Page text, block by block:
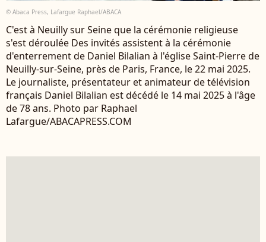
© Abaca Press, Lafargue Raphael/ABACA
C'est à Neuilly sur Seine que la cérémonie religieuse
s'est déroulée Des invités assistent à la cérémonie
d'enterrement de Daniel Bilalian à l'église Saint-Pierre de
Neuilly-sur-Seine, près de Paris, France, le 22 mai 2025.
Le journaliste, présentateur et animateur de télévision
français Daniel Bilalian est décédé le 14 mai 2025 à l'âge
de 78 ans. Photo par Raphael
Lafargue/ABACAPRESS.COM